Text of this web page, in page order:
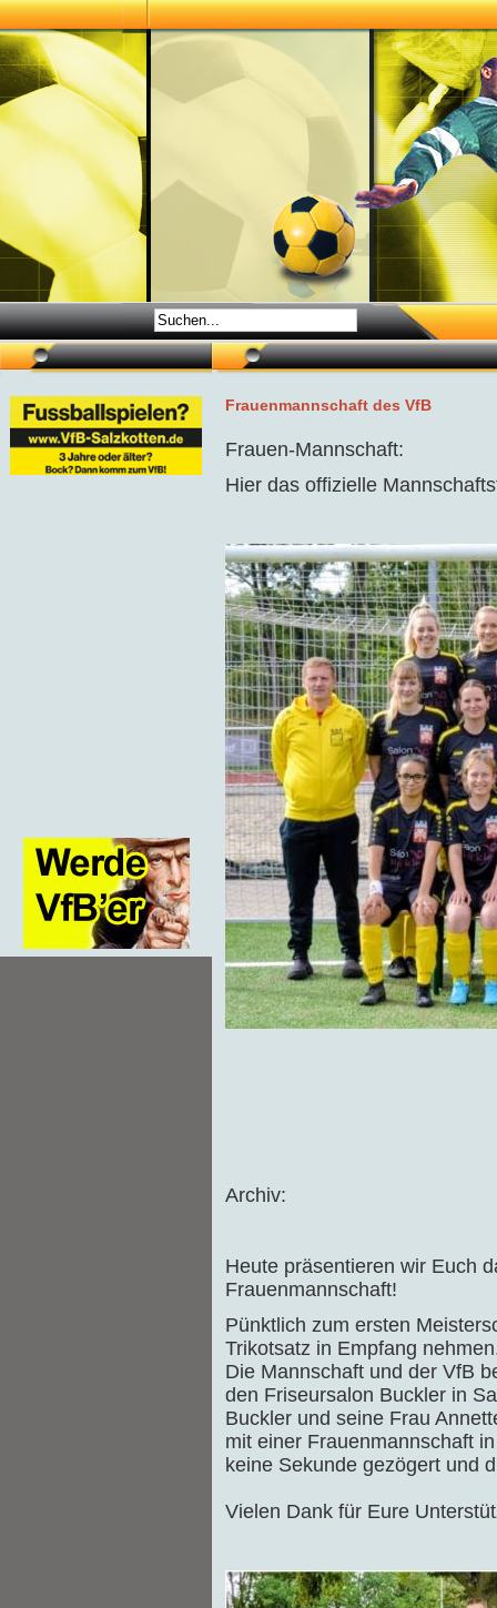
Frauenmannschaft des VfB
Frauen-Mannschaft:
Hier das offizielle
Archiv:
Heute präsentieren wir Euch
Frauenmannschaft!
Pünktlich zum ersten
Trikotsatz in Empfang
Die Mannschaft und der VfB
den Friseursalon Buckler in
Buckler und seine Frau
mit einer Frauenmannschaft
keine Sekunde gezögert und
Vielen Dank für Eure